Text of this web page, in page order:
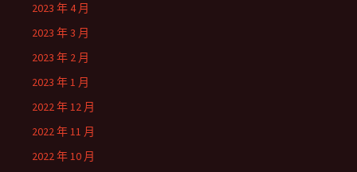
2023 年 4 月
2023 年 3 月
2023 年 2 月
2023 年 1 月
2022 年 12 月
2022 年 11 月
2022 年 10 月